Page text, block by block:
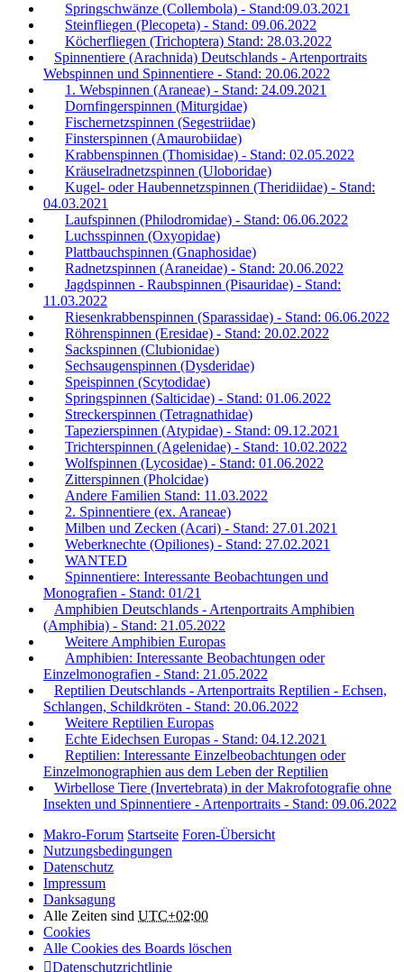
Springschwänze (Collembola) - Stand:09.03.2021
Steinfliegen (Plecopeta) - Stand: 09.06.2022
Köcherfliegen (Trichoptera) Stand: 28.03.2022
Spinnentiere (Arachnida) Deutschlands - Artenportraits
Webspinnen und Spinnentiere - Stand: 20.06.2022
1. Webspinnen (Araneae) - Stand: 24.09.2021
Dornfingerspinnen (Miturgidae)
Fischernetzspinnen (Segestriidae)
Finsterspinnen (Amaurobiidae)
Krabbenspinnen (Thomisidae) - Stand: 02.05.2022
Kräuselradnetzspinnen (Uloboridae)
Kugel- oder Haubennetzspinnen (Theridiidae) - Stand:
04.03.2021
Laufspinnen (Philodromidae) - Stand: 06.06.2022
Luchsspinnen (Oxyopidae)
Plattbauchspinnen (Gnaphosidae)
Radnetzspinnen (Araneidae) - Stand: 20.06.2022
Jagdspinnen - Raubspinnen (Pisauridae) - Stand:
11.03.2022
Riesenkrabbenspinnen (Sparassidae) - Stand: 06.06.2022
Röhrenspinnen (Eresidae) - Stand: 20.02.2022
Sackspinnen (Clubionidae)
Sechsaugenspinnen (Dysderidae)
Speispinnen (Scytodidae)
Springspinnen (Salticidae) - Stand: 01.06.2022
Streckerspinnen (Tetragnathidae)
Tapezierspinnen (Atypidae) - Stand: 09.12.2021
Trichterspinnen (Agelenidae) - Stand: 10.02.2022
Wolfspinnen (Lycosidae) - Stand: 01.06.2022
Zitterspinnen (Pholcidae)
Andere Familien Stand: 11.03.2022
2. Spinnentiere (ex. Araneae)
Milben und Zecken (Acari) - Stand: 27.01.2021
Weberknechte (Opiliones) - Stand: 27.02.2021
WANTED
Spinnentiere: Interessante Beobachtungen und
Monografien - Stand: 01/21
Amphibien Deutschlands - Artenportraits Amphibien
(Amphibia) - Stand: 21.05.2022
Weitere Amphibien Europas
Amphibien: Interessante Beobachtungen oder
Einzelmonografien - Stand: 21.05.2022
Reptilien Deutschlands - Artenportraits Reptilien - Echsen,
Schlangen, Schildkröten - Stand: 20.06.2022
Weitere Reptilien Europas
Echte Eidechsen Europas - Stand: 04.12.2021
Reptilien: Interessante Einzelbeobachtungen oder
Einzelmonographien aus dem Leben der Reptilien
Wirbellose Tiere (Invertebrata) in der Makrofotografie ohne
Insekten und Spinnentiere - Artenportraits - Stand: 09.06.2022
Makro-Forum Startseite Foren-Übersicht
Nutzungsbedingungen
Datenschutz
Impressum
Danksagung
Alle Zeiten sind UTC+02:00
Cookies
Alle Cookies des Boards löschen
Datenschutzrichtlinie